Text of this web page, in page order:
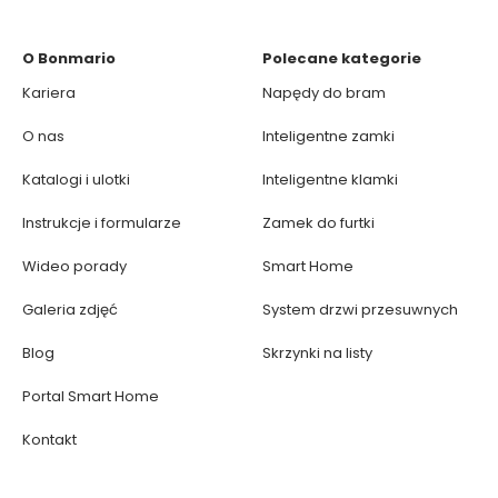
O Bonmario
Kariera
O nas
Katalogi i ulotki
Instrukcje i formularze
Wideo porady
Galeria zdjęć
Blog
Portal Smart Home
Kontakt
Polecane kategorie
Napędy do bram
Inteligentne zamki
Inteligentne klamki
Zamek do furtki
Smart Home
System drzwi przesuwnych
Skrzynki na listy